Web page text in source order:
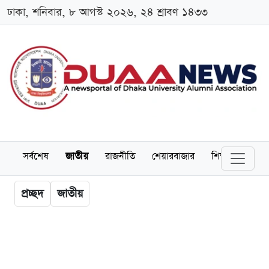
ঢাকা, শনিবার, ৮ আগস্ট ২০২৬, ২৪ শ্রাবণ ১৪৩৩
সর্বশেষ জাতীয় রাজনীতি শেয়ারবাজার শিক্ষা
প্রচ্ছদ জাতীয়